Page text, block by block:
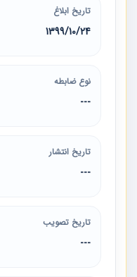
تاریخ ابلاغ
1399/10/24
نوع ضابطه
---
تاریخ انتشار
---
تاریخ تصویب
---